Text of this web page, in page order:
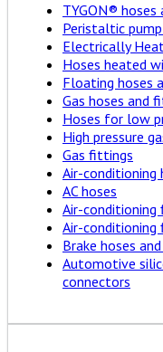
TYGON® hoses
Peristaltic
Electrically
Hoses heated
Floating hoses
Gas hoses and
Hoses for low
High pressure
Gas fittings
Air-conditioning
AC hoses
Air-
Air-
Brake hoses
Automotive
connectors